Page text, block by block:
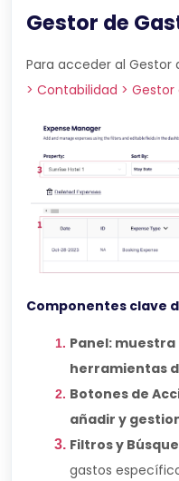
Gestor de
Para acceder al Gestor
> Contabilidad > Gestor
Componentes clave
Panel:
herramientas
Botones de
añadir y
Filtros y
gastos